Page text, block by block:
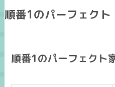
順番1のパーフェク
順番1のパーフェクト